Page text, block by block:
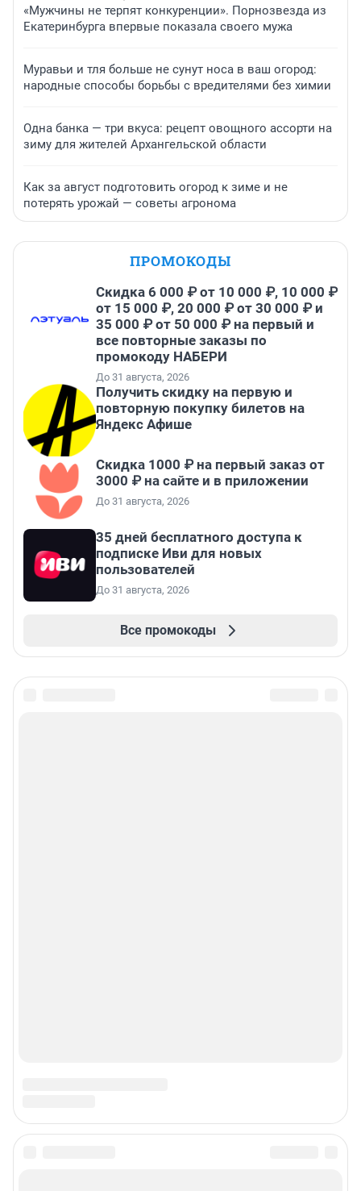
«Мужчины не терпят конкуренции». Порнозвезда из
Екатеринбурга впервые показала своего мужа
Муравьи и тля больше не сунут носа в ваш огород:
народные способы борьбы с вредителями без химии
Одна банка — три вкуса: рецепт овощного ассорти на
зиму для жителей Архангельской области
Как за август подготовить огород к зиме и не
потерять урожай — советы агронома
ПРОМОКОДЫ
Скидка 6 000 ₽ от 10 000 ₽, 10 000 ₽
от 15 000 ₽, 20 000 ₽ от 30 000 ₽ и
35 000 ₽ от 50 000 ₽ на первый и
все повторные заказы по
промокоду НАБЕРИ
До 31 августа, 2026
Получить скидку на первую и
повторную покупку билетов на
Яндекс Афише
Скидка 1000 ₽ на первый заказ от
3000 ₽ на сайте и в приложении
До 31 августа, 2026
35 дней бесплатного доступа к
подписке Иви для новых
пользователей
До 31 августа, 2026
Все промокоды